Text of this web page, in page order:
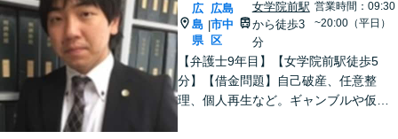
広
島
県
|
広島
市中
区
女学院前駅
から徒歩3
分
営業時間：09:30
~20:00（平日）
【弁護士9年目】【女学院前駅徒歩5
分】【借金問題】自己破産、任意整
理、個人再生など。ギャンブルや仮想